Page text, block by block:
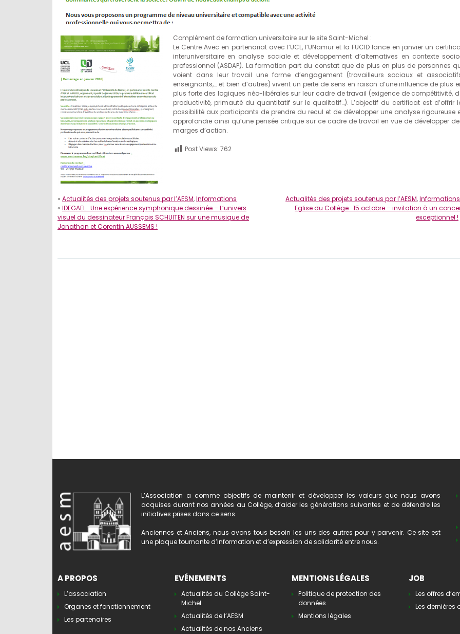
Complément de formation universitaire sur le site Saint-Michel :
Le Centre Avec en partenariat avec l’UCL, l’UNamur et la FUCID lance en janvier un
interuniversitaire en analyse sociale et développement d’alternatives en contexte
professionnel (ASDAP). La formation part du constat que de plus en plus de personnes
voient dans leur travail une forme d’engagement (travailleurs sociaux et
enseignants,… et bien d’autres) vivent un perte de sens en raison d’une influence de plus
plus forte des logiques néo-libérales sur leur cadre de travail (exigence de compétitivité,
productivité, primauté du quantitatif sur le qualitatif…). L’objectif du certificat est d’offrir
possibilité aux participants de prendre du recul et de développer une analyse rigoureuse
approfondie ainsi qu’une pensée critique sur ce cadre de travail en vue de développer
marges d’action.
Post Views: 762
« Actualités des projets soutenus par l’AESM,Informations
« IDEGAEL : Une expérience symphonique dessinée – L’univers
visuel du dessinateur François SCHUITEN sur une musique de
Jonathan et Corentin AUSSEMS !
Actualités des projets soutenus par l’AESM,Informations
Eglise du Collège : 15 octobre – invitation à un
exceptionnel !
L’Association a comme objectifs de maintenir et développer les valeurs que nous avons
acquises durant nos années au Collège, d’aider les générations suivantes et de défendre les
initiatives prises dans ce sens.
Anciennes et Anciens, nous avons tous besoin les uns des autres pour y parvenir. Ce site est
une plaque tournante d’information et d’expression de solidarité entre nous.
A PROPOS
L’association
Organes et fonctionnement
Les partenaires
EVÉNEMENTS
Actualités du Collège Saint-
Michel
Actualités de l’AESM
Actualités de nos Anciens
MENTIONS LÉGALES
Politique de protection des
données
Mentions légales
JOB
Les offres
Les dernières